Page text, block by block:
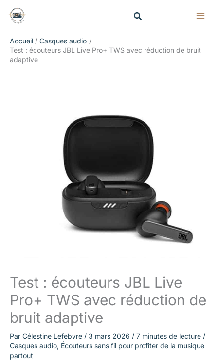
Accueil
Casques audio
Test : écouteurs JBL Live Pro+ TWS avec réduction de bruit
adaptive
Test : écouteurs JBL Live
Pro+ TWS avec réduction de
bruit adaptive
Par Célestine Lefebvre / 3 mars 2026 / 7 minutes de lecture /
Casques audio, Écouteurs sans fil pour profiter de la musique
partout
Rechercher